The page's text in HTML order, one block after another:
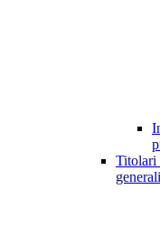
Titolari